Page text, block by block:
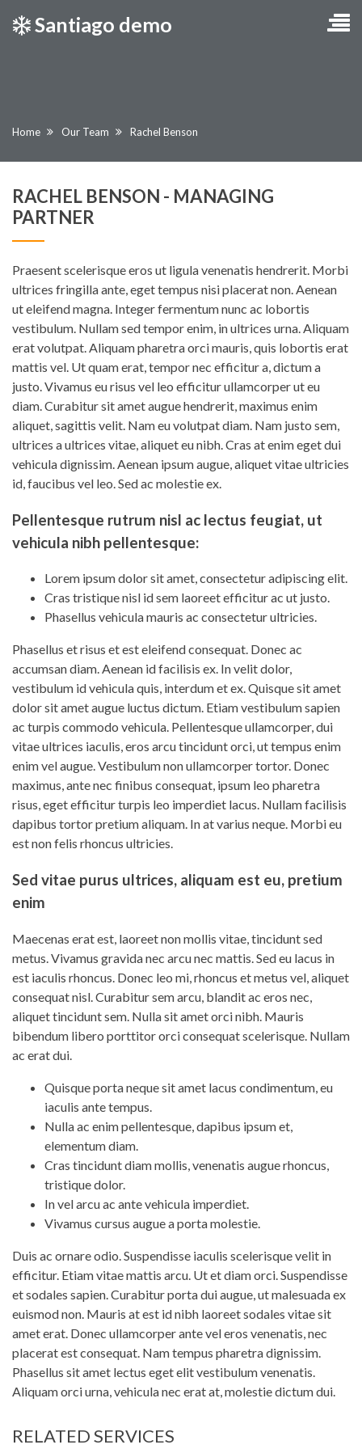
Santiago demo
Home Our Team Current:
Rachel Benson
RACHEL BENSON - MANAGING
PARTNER
Praesent scelerisque eros ut ligula venenatis hendrerit. Morbi
ultrices fringilla ante, eget tempus nisi placerat non. Aenean
ut eleifend magna. Integer fermentum nunc ac lobortis
vestibulum. Nullam sed tempor enim, in ultrices urna. Aliquam
erat volutpat. Aliquam pharetra orci mauris, quis lobortis erat
mattis vel. Ut quam erat, tempor nec efficitur a, dictum a
justo. Vivamus eu risus vel leo efficitur ullamcorper ut eu
diam. Curabitur sit amet augue hendrerit, maximus enim
aliquet, sagittis velit. Nam eu volutpat diam. Nam justo sem,
ultrices a ultrices vitae, aliquet eu nibh. Cras at enim eget dui
vehicula dignissim. Aenean ipsum augue, aliquet vitae ultricies
id, faucibus vel leo. Sed ac molestie ex.
Pellentesque rutrum nisl ac lectus feugiat, ut
vehicula nibh pellentesque:
Lorem ipsum dolor sit amet, consectetur adipiscing elit.
Cras tristique nisl id sem laoreet efficitur ac ut justo.
Phasellus vehicula mauris ac consectetur ultricies.
Phasellus et risus et est eleifend consequat. Donec ac
accumsan diam. Aenean id facilisis ex. In velit dolor,
vestibulum id vehicula quis, interdum et ex. Quisque sit amet
dolor sit amet augue luctus dictum. Etiam vestibulum sapien
ac turpis commodo vehicula. Pellentesque ullamcorper, dui
vitae ultrices iaculis, eros arcu tincidunt orci, ut tempus enim
enim vel augue. Vestibulum non ullamcorper tortor. Donec
maximus, ante nec finibus consequat, ipsum leo pharetra
risus, eget efficitur turpis leo imperdiet lacus. Nullam facilisis
dapibus tortor pretium aliquam. In at varius neque. Morbi eu
est non felis rhoncus ultricies.
Sed vitae purus ultrices, aliquam est eu, pretium
enim
Maecenas erat est, laoreet non mollis vitae, tincidunt sed
metus. Vivamus gravida nec arcu nec mattis. Sed eu lacus in
est iaculis rhoncus. Donec leo mi, rhoncus et metus vel, aliquet
consequat nisl. Curabitur sem arcu, blandit ac eros nec,
aliquet tincidunt sem. Nulla sit amet orci nibh. Mauris
bibendum libero porttitor orci consequat scelerisque. Nullam
ac erat dui.
Quisque porta neque sit amet lacus condimentum, eu
iaculis ante tempus.
Nulla ac enim pellentesque, dapibus ipsum et,
elementum diam.
Cras tincidunt diam mollis, venenatis augue rhoncus,
tristique dolor.
In vel arcu ac ante vehicula imperdiet.
Vivamus cursus augue a porta molestie.
Duis ac ornare odio. Suspendisse iaculis scelerisque velit in
efficitur. Etiam vitae mattis arcu. Ut et diam orci. Suspendisse
et sodales sapien. Curabitur porta dui augue, ut malesuada ex
euismod non. Mauris at est id nibh laoreet sodales vitae sit
amet erat. Donec ullamcorper ante vel eros venenatis, nec
placerat est consequat. Nam tempus pharetra dignissim.
Phasellus sit amet lectus eget elit vestibulum venenatis.
Aliquam orci urna, vehicula nec erat at, molestie dictum dui.
RELATED SERVICES